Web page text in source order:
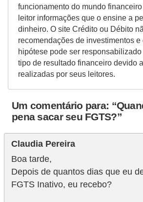
funcionamento do mundo
leitor informações que o ensine a
dinheiro. O site Crédito ou Débito
recomendações de investimentos e
hipótese pode ser
tipo de resultado financeiro devido
realizadas por seus leitores.
Um comentário para:
pena sacar seu FGTS?”
Claudia Pereira
Boa tarde,
Depois de quantos dias que eu
FGTS Inativo, eu recebo?